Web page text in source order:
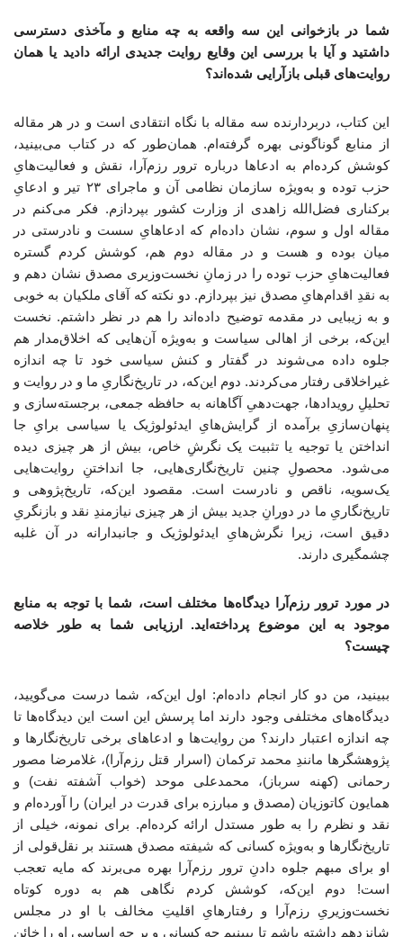
شما در بازخوانی این سه واقعه به چه منابع و مآخذی دسترسی
داشتید و آیا با بررسی این وقایع روایت جدیدی ارائه دادید یا همان
روایت‌های قبلی بازآرایی شده‌اند؟
این کتاب، دربردارنده سه مقاله با نگاه انتقادی است و در هر مقاله
از منابع گوناگونی بهره گرفته‌ام. همان‌طور که در کتاب می‌بینید،
کوشش کرده‌ام به ادعاها درباره ترور رزم‌آرا، نقش و فعالیت‌هایِ
حزب توده و به‌ویژه سازمان نظامی آن و ماجرای ۲۳ تیر و ادعایِ
برکناری فضل‌الله زاهدی از وزارت کشور بپردازم. فکر می‌کنم در
مقاله اول و سوم، نشان داده‌ام که ادعاهایِ سست و نادرستی در
میان بوده و هست و در مقاله دوم هم، کوشش کردم گستره
فعالیت‌هایِ حزب توده را در زمانِ نخست‌وزیری مصدق نشان دهم و
به نقدِ اقدام‌هایِ مصدق نیز بپردازم. دو نکته که آقای ملکیان به‌ خوبی
و به زیبایی در مقدمه توضیح داده‌اند را هم در نظر داشتم. نخست
این‌که، برخی از اهالی سیاست و به‌ویژه آن‌هایی که اخلاق‌مدار هم
جلوه داده می‌شوند در گفتار و کنش سیاسی خود تا چه اندازه
غیراخلاقی رفتار می‌کردند. دوم این‌که، در تاریخ‌نگاریِ ما و در روایت و
تحلیلِ رویدادها، جهت‌دهیِ آگاهانه به حافظه جمعی، برجسته‌سازی و
پنهان‌سازیِ برآمده از گرایش‌هایِ ایدئولوژیک یا سیاسی برایِ جا
انداختن یا توجیه یا تثبیت یک نگرشِ خاص، بیش از هر چیزی دیده
می‌شود. محصولِ چنین تاریخ‌نگاری‌هایی، جا انداختنِ روایت‌هایی
یک‌سویه، ناقص و نادرست است. مقصود این‌که، تاریخ‌پژوهی و
تاریخ‌نگاریِ ما در دورانِ جدید بیش از هر چیزی نیازمندِ نقد و بازنگریِ
دقیق است، زیرا نگرش‌هایِ ایدئولوژیک و جانبدارانه در آن غلبه
چشمگیری دارند.
در مورد ترور رزم‌آرا دیدگاه‌ها مختلف است، شما با توجه به منابع
موجود به این موضوع پرداخته‌اید. ارزیابی شما به طور خلاصه
چیست؟
ببینید، من دو کار انجام داده‌ام: اول این‌که، شما درست می‌گویید،
دیدگاه‌های مختلفی وجود دارند اما پرسش این است این دیدگاه‌ها تا
چه اندازه اعتبار دارند؟ من روایت‌ها و ادعاهای برخی تاریخ‌نگارها و
پژوهشگرها مانندِ محمد ترکمان (اسرار قتل رزم‌آرا)، غلامرضا مصور
رحمانی (کهنه سرباز)، محمدعلی موحد (خواب آشفته نفت) و
همایون کاتوزیان (مصدق و مبارزه برای قدرت در ایران) را آورده‌ام و
نقد و نظرم را به طور مستدل ارائه کرده‌ام. برای نمونه، خیلی از
تاریخ‌نگارها و به‌ویژه کسانی که شیفته مصدق هستند بر نقل‌قولی از
او برای مبهم جلوه ‌دادنِ ترور رزم‌آرا بهره می‌برند که مایه تعجب
است! دوم این‌که، کوشش کردم نگاهی هم به دوره کوتاه
نخست‌وزیریِ رزم‌آرا و رفتارهایِ اقلیتِ مخالف با او در مجلس
شانزدهم داشته باشم تا ببینیم چه کسانی و بر چه اساسی او را خائن